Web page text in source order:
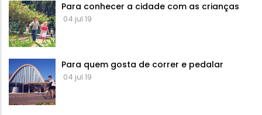
Para conhecer a cidade com as crianças
04 jul 19
Para quem gosta de correr e pedalar
04 jul 19